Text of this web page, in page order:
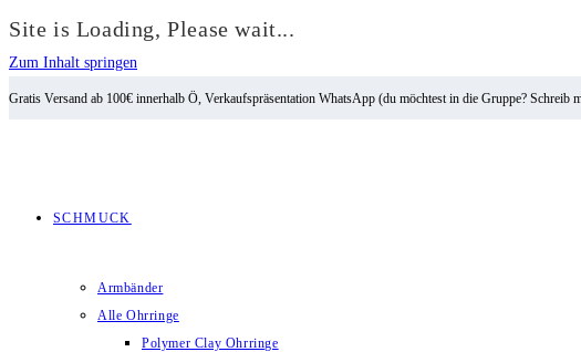
Site is Loading, Please wait...
Zum Inhalt springen
Gratis Versand ab 100€ innerhalb Ö, Verkaufspräsentation WhatsApp (du möchtest in die Gruppe?
SCHMUCK
Armbänder
Alle Ohrringe
Polymer Clay Ohrringe